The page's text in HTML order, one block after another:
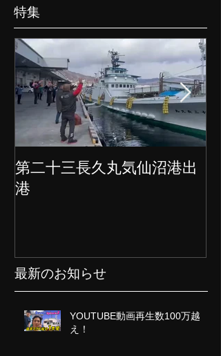
特集
第二十三長久丸気仙沼港出
港
最新のお知らせ
YOUTUBE動画再生数100万越
え！